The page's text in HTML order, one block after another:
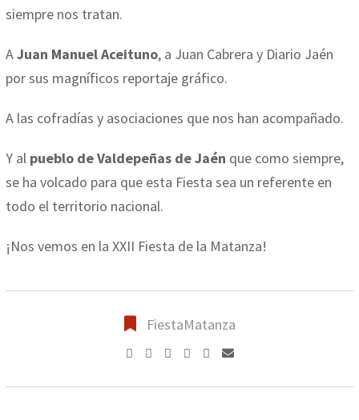
siempre nos tratan.
AJuan Manuel Aceituno, a Juan Cabrera y Diario Jaén
por sus magníficos reportaje gráfico.
A las cofradías y asociaciones que nos han acompañado.
Y al pueblo de Valdepeñas de Jaén que como siempre,
se ha volcado para que esta Fiesta sea un referente en
todo el territorio nacional.
¡Nos vemos en la XXII Fiesta de la Matanza!
FiestaMatanza
LinkedInWhatsapp
Pinterest
Compartir